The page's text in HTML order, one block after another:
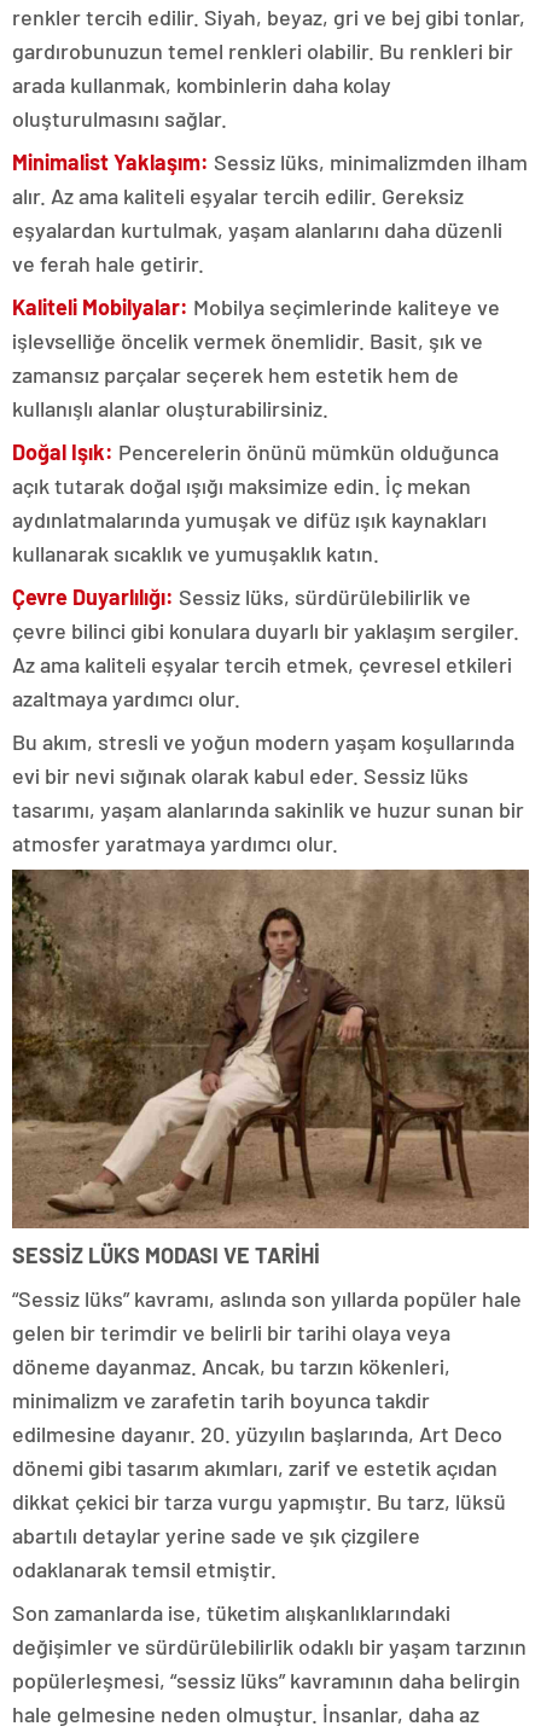
renkler tercih edilir. Siyah, beyaz, gri ve bej gibi tonlar,
gardırobunuzun temel renkleri olabilir. Bu renkleri bir
arada kullanmak, kombinlerin daha kolay
oluşturulmasını sağlar.
Minimalist Yaklaşım: Sessiz lüks, minimalizmden ilham
alır. Az ama kaliteli eşyalar tercih edilir. Gereksiz
eşyalardan kurtulmak, yaşam alanlarını daha düzenli
ve ferah hale getirir.
Kaliteli Mobilyalar: Mobilya seçimlerinde kaliteye ve
işlevselliğe öncelik vermek önemlidir. Basit, şık ve
zamansız parçalar seçerek hem estetik hem de
kullanışlı alanlar oluşturabilirsiniz.
Doğal Işık: Pencerelerin önünü mümkün olduğunca
açık tutarak doğal ışığı maksimize edin. İç mekan
aydınlatmalarında yumuşak ve difüz ışık kaynakları
kullanarak sıcaklık ve yumuşaklık katın.
Çevre Duyarlılığı: Sessiz lüks, sürdürülebilirlik ve
çevre bilinci gibi konulara duyarlı bir yaklaşım sergiler.
Az ama kaliteli eşyalar tercih etmek, çevresel etkileri
azaltmaya yardımcı olur.
Bu akım, stresli ve yoğun modern yaşam koşullarında
evi bir nevi sığınak olarak kabul eder. Sessiz lüks
tasarımı, yaşam alanlarında sakinlik ve huzur sunan bir
atmosfer yaratmaya yardımcı olur.
SESSİZ LÜKS MODASI VE TARİHİ
“Sessiz lüks” kavramı, aslında son yıllarda popüler hale
gelen bir terimdir ve belirli bir tarihi olaya veya
döneme dayanmaz. Ancak, bu tarzın kökenleri,
minimalizm ve zarafetin tarih boyunca takdir
edilmesine dayanır. 20. yüzyılın başlarında, Art Deco
dönemi gibi tasarım akımları, zarif ve estetik açıdan
dikkat çekici bir tarza vurgu yapmıştır. Bu tarz, lüksü
abartılı detaylar yerine sade ve şık çizgilere
odaklanarak temsil etmiştir.
Son zamanlarda ise, tüketim alışkanlıklarındaki
değişimler ve sürdürülebilirlik odaklı bir yaşam tarzının
popülerleşmesi, “sessiz lüks” kavramının daha belirgin
hale gelmesine neden olmuştur. İnsanlar, daha az